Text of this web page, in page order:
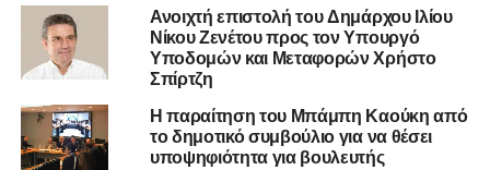
Ανοιχτή επιστολή του Δημάρχου Ιλίου
Νίκου Ζενέτου προς τον Υπουργό
Υποδομών και Μεταφορών Χρήστο
Σπίρτζη
Η παραίτηση του Μπάμπη Καούκη από
το δημοτικό συμβούλιο για να θέσει
υποψηφιότητα για βουλευτής